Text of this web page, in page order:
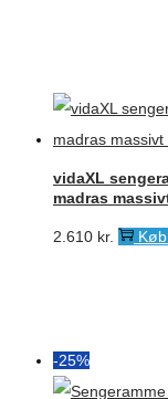
2.374
vidaXL
madras
2.610 kr.
-25%